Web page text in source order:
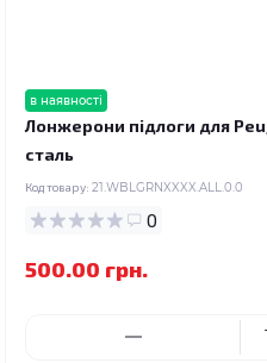
в наявності
Лонжерони підлоги для
сталь
Код товару: 21.WBLGRNXXXX.ALL.0.0
0
500.00 грн.